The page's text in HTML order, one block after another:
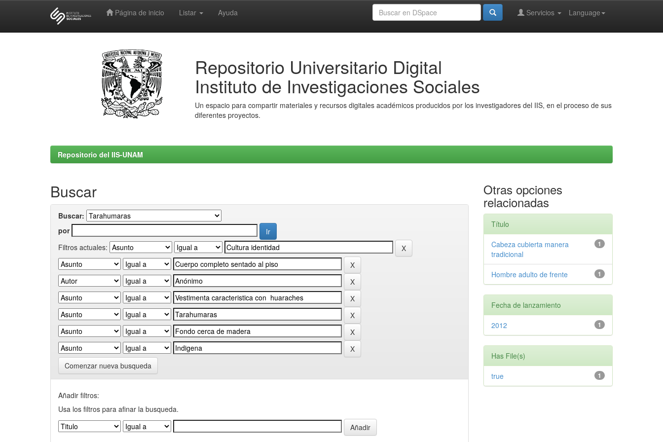
Página de inicio Listar Ayuda Language
Servicios
Repositorio Universitario Digital
Instituto de Investigaciones Sociales
Un espacio para compartir materiales y recursos digitales académicos producidos por los investigadores del IIS, en el proceso de sus
diferentes proyectos.
Repositorio del IIS-UNAM
Buscar
Buscar:
por
Filtros actuales:
Comenzar nueva busqueda
Añadir filtros:
Usa los filtros para afinar la busqueda.
Otras opciones
relacionadas
Título
1
Cabeza cubierta manera
tradicional
1
Hombre adulto de frente
Fecha de lanzamiento
1
2012
Has File(s)
1
true